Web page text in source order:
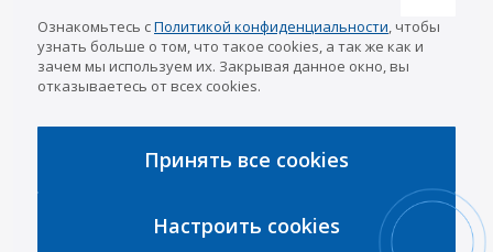
Казань
8 (843) 207-03-08
Уфа
8 (347) 258-84-87
8 (8352) 38-88-37
Интернет-магазин
info@a-pricep.ru
Ознакомьтесь сПолитикой конфиденциальности, чтобы
узнать больше о том, что такое cookies, а так же как и
зачем мы используем их. Закрывая данное окно, вы
отказываетесь от всех cookies.
Принять все cookies
Настроить cookies